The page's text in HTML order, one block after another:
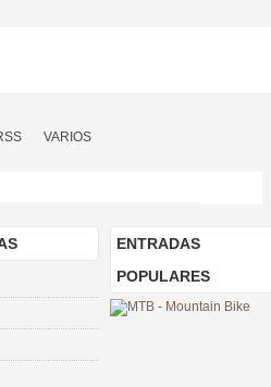
VARIOS
ENTRADAS
POPULARES